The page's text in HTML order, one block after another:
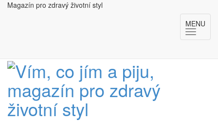
Magazín pro zdravý životní styl
MENU